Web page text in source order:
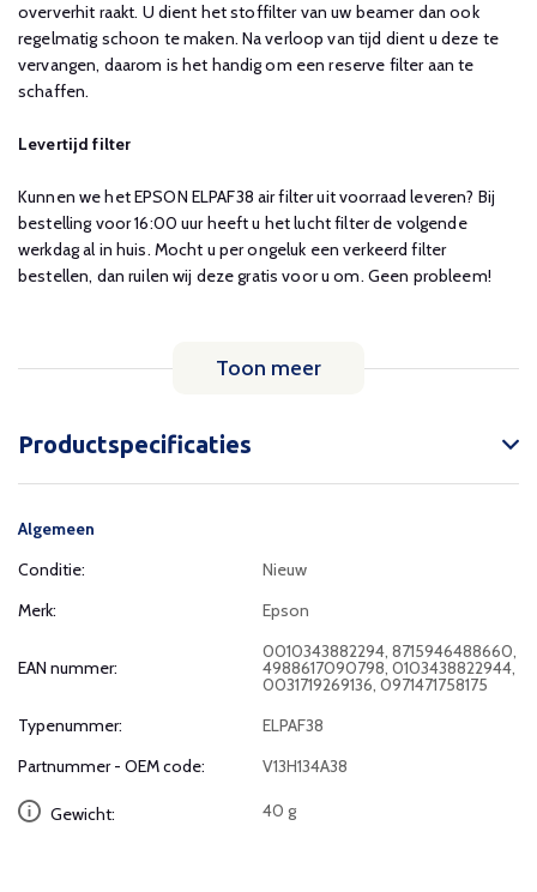
oververhit raakt. U dient het stoffilter van uw beamer dan ook
regelmatig schoon te maken. Na verloop van tijd dient u deze te
vervangen, daarom is het handig om een reserve filter aan te
schaffen.
Levertijd filter
Kunnen we het EPSON ELPAF38 air filter uit voorraad leveren? Bij
bestelling voor 16:00 uur heeft u het lucht filter de volgende
werkdag al in huis. Mocht u per ongeluk een verkeerd filter
bestellen, dan ruilen wij deze gratis voor u om. Geen probleem!
Toon meer
Productspecificaties
Algemeen
Conditie:
Nieuw
Merk:
Epson
EAN nummer:
0010343882294, 8715946488660,
4988617090798, 0103438822944,
0031719269136, 0971471758175
Typenummer:
ELPAF38
Partnummer - OEM code:
V13H134A38
Gewicht: 40 g